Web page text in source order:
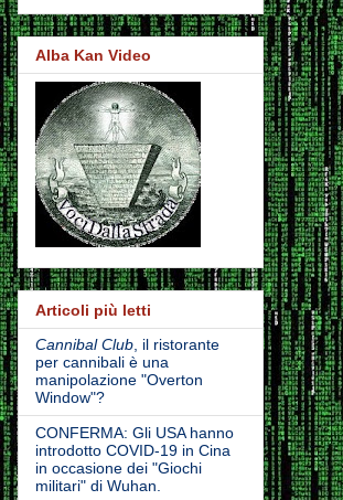
Alba Kan Video
Articoli più letti
Cannibal Club , il ristorante
per cannibali è una
manipolazione "Overton
Window"?
CONFERMA: Gli USA hanno
introdotto COVID-19 in Cina
in occasione dei "Giochi
militari" di Wuhan.